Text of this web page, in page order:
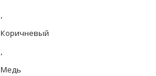
,
Коричневый
,
Медь